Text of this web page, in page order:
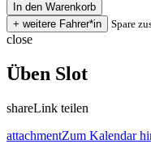
Spare
close
Üben Slot
shareLink teilen
attachmentZum Kalendar